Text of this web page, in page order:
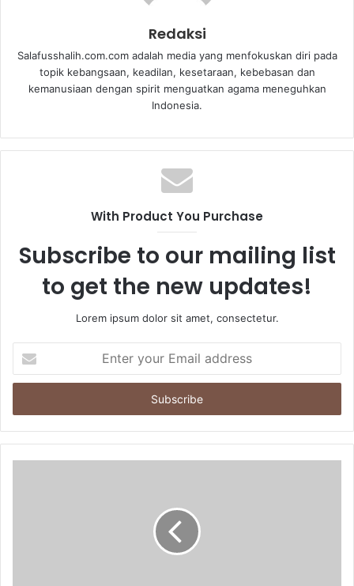
Redaksi
Salafusshalih.com.com adalah media yang menfokuskan diri pada
topik kebangsaan, keadilan, kesetaraan, kebebasan dan
kemanusiaan dengan spirit menguatkan agama meneguhkan
Indonesia.
With Product You Purchase
Subscribe to our mailing list
to get the new updates!
Lorem ipsum dolor sit amet, consectetur.
t
r
y